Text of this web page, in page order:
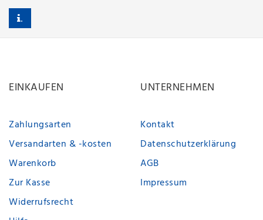
EINKAUFEN
Zahlungsarten
Versandarten & -kosten
Warenkorb
Zur Kasse
Widerrufsrecht
UNTERNEHMEN
Kontakt
Datenschutzerklärung
AGB
Impressum